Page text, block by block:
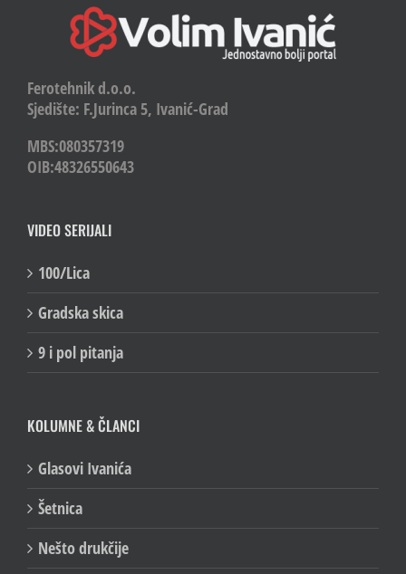
Ferotehnik d.o.o.
Sjedište: F.Jurinca 5, Ivanić-Grad
MBS:080357319
VIDEO SERIJALI
9 i pol pitanja
KOLUMNE & ČLANCI
Nešto drukčije